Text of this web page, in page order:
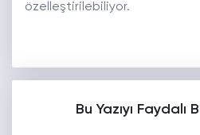
özelleştirilebiliyor.
Bu Yazıyı Faydalı